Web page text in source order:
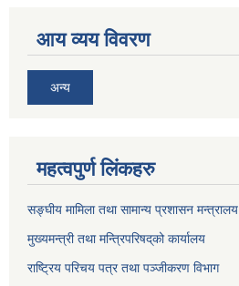
आय व्यय विवरण
अन्य
महत्वपुर्ण लिंकहरु
सङ्घीय मामिला तथा सामान्य प्रशासन मन्त्रालय
मुख्यमन्त्री तथा मन्त्रिपरिषद्‌को कार्यालय
राष्ट्रिय परिचय पत्र तथा पञ्जीकरण विभाग